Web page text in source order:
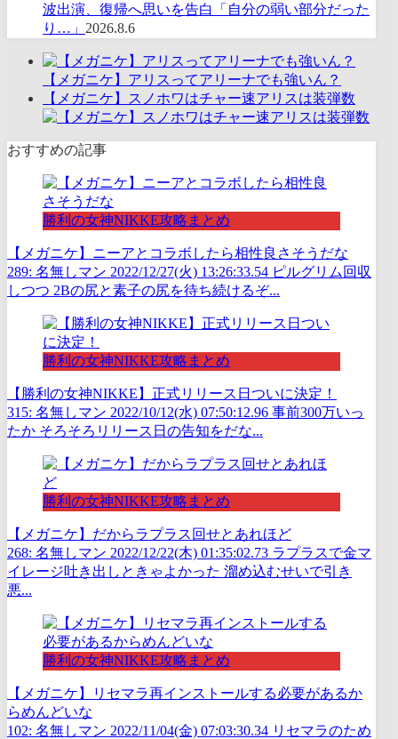
波出演、復帰へ思いを告白「自分の弱い部分だった
り…」 2026.8.6
【メガニケ】アリスってアリーナでも強いん？
【メガニケ】スノホワはチャー速アリスは装弾数
おすすめの記事
勝利の女神NIKKE攻略まとめ
【メガニケ】ニーアとコラボしたら相性良さそうだな
289: 名無しマン 2022/12/27(火) 13:26:33.54 ピルグリム回収
しつつ 2Bの尻と素子の尻を待ち続けるぞ...
勝利の女神NIKKE攻略まとめ
【勝利の女神NIKKE】正式リリース日ついに決定！
315: 名無しマン 2022/10/12(水) 07:50:12.96 事前300万いっ
たか そろそろリリース日の告知をだな...
勝利の女神NIKKE攻略まとめ
【メガニケ】だからラプラス回せとあれほど
268: 名無しマン 2022/12/22(木) 01:35:02.73 ラプラスで金マ
イレージ吐き出しときゃよかった 溜め込むせいで引き
悪...
勝利の女神NIKKE攻略まとめ
【メガニケ】リセマラ再インストールする必要があるか
らめんどいな
102: 名無しマン 2022/11/04(金) 07:03:30.34 リセマラのため